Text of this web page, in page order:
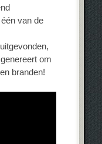
van de
uitgevonden,
om
branden!